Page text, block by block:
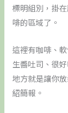
標明組別，掛
啡的區域了。
這裡有咖啡、
生醬吐司、很
地方就是讓你
紹簡報。